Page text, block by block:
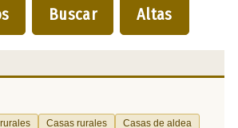
Buscar Altas